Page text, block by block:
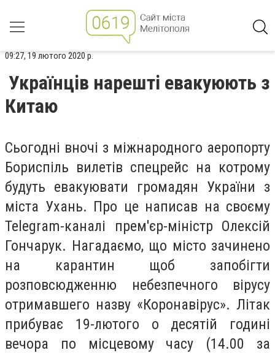
09:27, 19 лютого 2020 р.
Українців нарешті евакуюють з
Китаю
Сьогодні вночі з міжнародного аеропорту
Бориспіль вилетів спецрейс на котрому
будуть евакуювати громадян України з
міста Ухань. Про це написав на своєму
Telegram-каналі прем'єр-міністр Олексій
Гончарук. Нагадаємо, що місто зачинено
на карантин щоб запобігти
розповсюдженню небезпечного вірусу
отримавшего назву «Коронавірус». Літак
прибуває 19-лютого о десятій годині
вечора по місцевому часу (14.00 за